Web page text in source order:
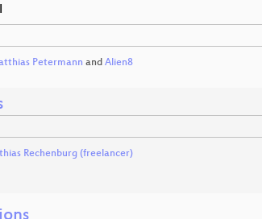
Petermann and Alien8
Rechenburg (freelancer)